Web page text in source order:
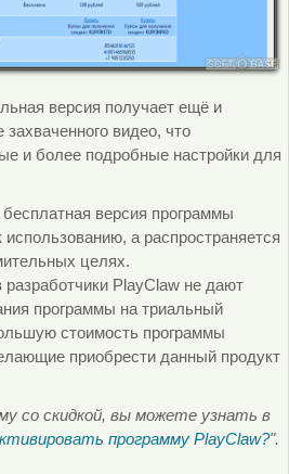
версия получает ещё и
видео, что
и более подробные настройки для
версия программы
использованию, а распространяется
целях.
разработчики PlayClaw не дают
программы на триальный
стоимость программы
приобрести данный продукт
со скидкой, вы можете узнать в
программу PlayClaw?".